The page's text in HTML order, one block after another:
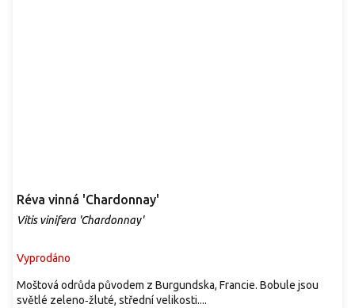
Réva vinná 'Chardonnay'
Vitis vinifera 'Chardonnay'
Vyprodáno
Moštová odrůda původem z Burgundska, Francie. Bobule jsou
světlé zeleno‑žluté, střední velikosti....